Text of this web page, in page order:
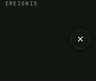
EREIGNIS
×